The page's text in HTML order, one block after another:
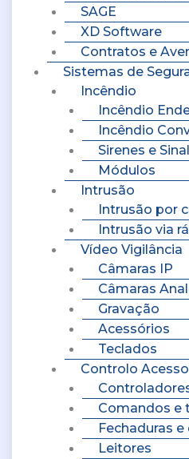
SAGE
XD Software
Contratos e
Sistemas de
Incêndio
Incêndio
Incêndio
Sirenes e
Módulos
Intrusão
Intrusão por
Intrusão via
Vídeo Vigilância
Câmaras IP
Câmaras
Gravação
Acessórios
Teclados
Controlo
Comandos e
Fechaduras
Leitores